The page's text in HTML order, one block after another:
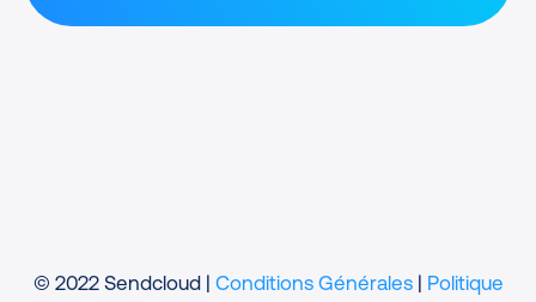
© 2022 Sendcloud | Conditions Générales| Politique